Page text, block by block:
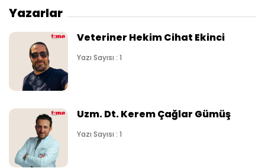
Yazarlar
Veteriner Hekim Cihat Ekinci
Yazı Sayısı : 1
Uzm. Dt. Kerem Çağlar Gümüş
Yazı Sayısı : 1